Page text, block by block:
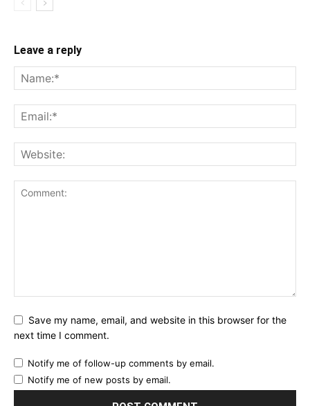
Leave a reply
Save my name, email, and website in this browser for the
next time I comment.
Notify me of follow-up comments by email.
Notify me of new posts by email.